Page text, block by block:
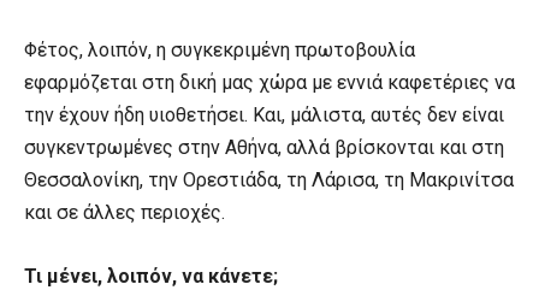
Φέτος, λοιπόν, η συγκεκριμένη πρωτοβουλία
εφαρμόζεται στη δική μας χώρα με εννιά καφετέριες να
την έχουν ήδη υιοθετήσει. Και, μάλιστα, αυτές δεν είναι
συγκεντρωμένες στην Αθήνα, αλλά βρίσκονται και στη
Θεσσαλονίκη, την Ορεστιάδα, τη Λάρισα, τη Μακρινίτσα
και σε άλλες περιοχές.
Τι μένει, λοιπόν, να κάνετε;